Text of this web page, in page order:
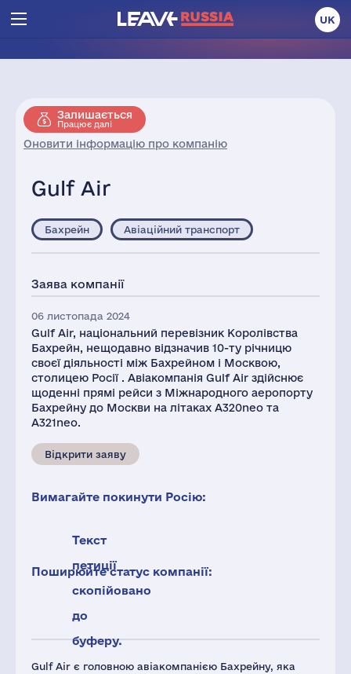
UK
Залишається
Працює далі
Оновити інформацію про компанію
Gulf Air
Gulf Air є головною авіакомпанією Бахрейну, яка
Бахрейн Авіаційний транспорт
Заява компанії
06 листопада 2024
Gulf Air, національний перевізник Королівства
Бахрейн, нещодавно відзначив 10-ту річницю
своєї діяльності між Бахрейном і Москвою,
столицею Росії . Авіакомпанія Gulf Air здійснює
щоденні прямі рейси з Міжнародного аеропорту
Бахрейну до Москви на літаках A320neo та
A321neo.
Відкрити заяву
Вимагайте покинути Росію:
Текст
петиції
скопійовано
до
буферу.
Поширюйте статус компанії: